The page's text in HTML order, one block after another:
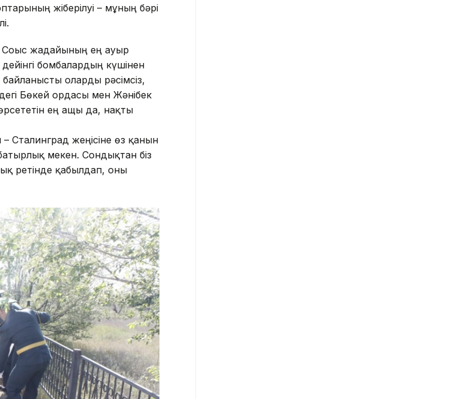
жіберілуі – мұның бәрі
Соғыс жағдайының ең ауыр
бомбалардың күшінен
оларды рәсімсіз,
Бөкей ордасы мен Жәнібек
ең ащы да, нақты
– Сталинград жеңісіне өз қанын
мекен. Сондықтан біз
ретінде қабылдап, оны